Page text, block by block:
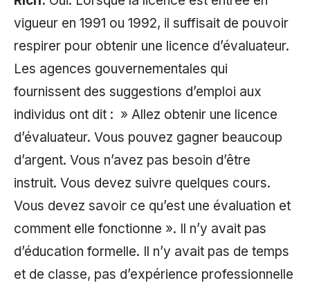
vigueur en 1991 ou 1992, il suffisait de pouvoir
respirer pour obtenir une licence d’évaluateur.
Les agences gouvernementales qui
fournissent des suggestions d’emploi aux
individus ont dit : » Allez obtenir une licence
d’évaluateur. Vous pouvez gagner beaucoup
d’argent. Vous n’avez pas besoin d’être
instruit. Vous devez suivre quelques cours.
Vous devez savoir ce qu’est une évaluation et
comment elle fonctionne ». Il n’y avait pas
d’éducation formelle. Il n’y avait pas de temps
et de classe, pas d’expérience professionnelle